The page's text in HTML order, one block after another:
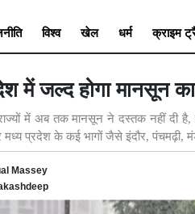
विश्व खेल धर्म क्राइम
में जल्द होगा मानसून
में अब तक मानसून ने दस्तक नहीं दी
प्रदेश के कई भागों जैसे इंदौर, पंचमढ़ी,
Massey